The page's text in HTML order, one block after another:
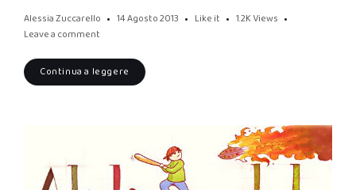
Alessia Zuccarello 14 Agosto 2013 Like it 1.2K Views
Leave a comment
Continua a leggere